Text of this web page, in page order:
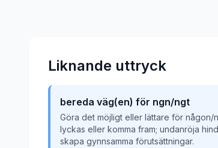
Liknande uttryck
bereda väg(en) för ngn/ngt
Göra det möjligt eller lättare för någon/
lyckas eller komma fram; undanröja
skapa gynnsamma förutsättningar.